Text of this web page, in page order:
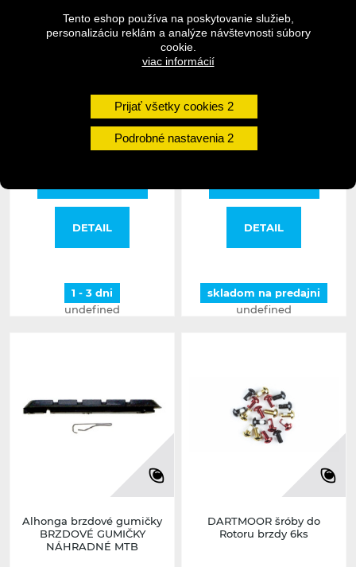
Tento eshop používa na poskytovanie služieb,
personalizáciu reklám a analýze návštevnosti súbory
cookie.
viac informácií
Prijať všetky cookies
Podrobné nastavenia
Centerlock pre pevnú osu
6,95 €
DETAIL
1 - 3 dni
undefined
SHIMANO Hadička
hydraulická 1000mm
26,95 €
DETAIL
skladom na predajni
undefined
Alhonga brzdové gumičky
BRZDOVÉ GUMIČKY
NÁHRADNÉ MTB
DARTMOOR šróby do
Rotoru brzdy 6ks